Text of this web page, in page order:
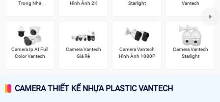
Trong Nhà
Hình Ảnh 2K
Starlight
Vantech
Camera Ip AI Full
Color Vantech
Camera Vantech
Giá Rẻ
Camera Vantech
Hình Ảnh 1080P
Camera Vantech
Starlight
CAMERA THIẾT KẾ NHỰA PLASTIC VANTECH